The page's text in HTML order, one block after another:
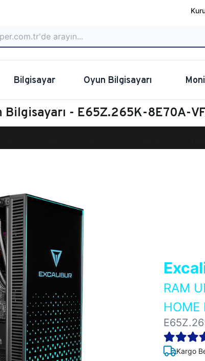
Bilgisayar Oyun Bilgisayarı
- E65Z.265K-8E70A-
RAM
HOME
Kargo